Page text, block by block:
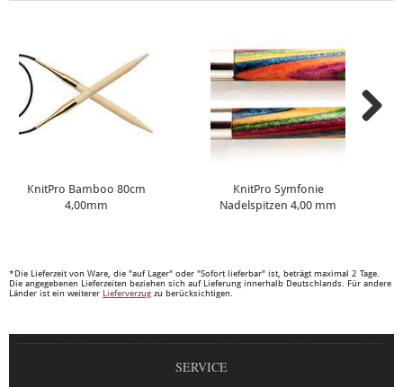
KnitPro Bamboo 80cm
4,00mm
KnitPro Symfonie
Nadelspitzen 4,00 mm
*Die Lieferzeit von Ware, die "auf Lager" oder "Sofort lieferbar" ist, beträgt maximal 2 Tage.
Die angegebenen Lieferzeiten beziehen sich auf Lieferung innerhalb Deutschlands. Für andere
Länder ist ein weiterer Lieferverzug zu berücksichtigen.
SERVICE